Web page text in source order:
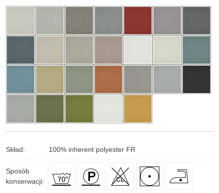
Skład: 100% inherent polyester FR
Sposób
konserwacji: